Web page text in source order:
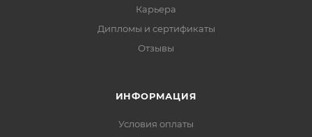
Карьера
Дипломы и сертификаты
Отзывы
ИНФОРМАЦИЯ
Условия оплаты